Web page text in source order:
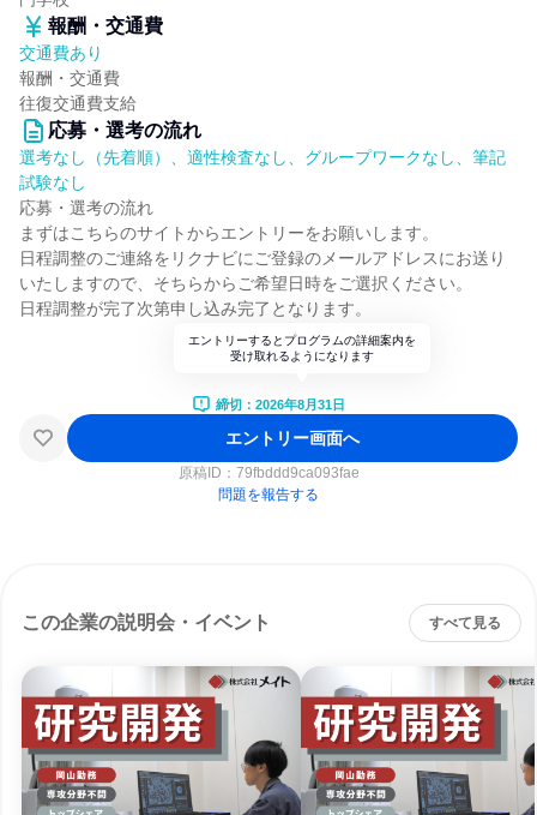
報酬・交通費
交通費あり
報酬・交通費
往復交通費支給
応募・選考の流れ
選考なし（先着順）、適性検査なし、グループワークなし、筆記
試験なし
応募・選考の流れ
まずはこちらのサイトからエントリーをお願いします。
日程調整のご連絡をリクナビにご登録のメールアドレスにお送り
いたしますので、そちらからご希望日時をご選択ください。
日程調整が完了次第申し込み完了となります。
エントリーするとプログラムの詳細案内を
受け取れるようになります
締切：2026年8月31日
エントリー画面へ
原稿ID： 79fbddd9ca093fae
問題を報告する
この企業の説明会・イベント すべて見る